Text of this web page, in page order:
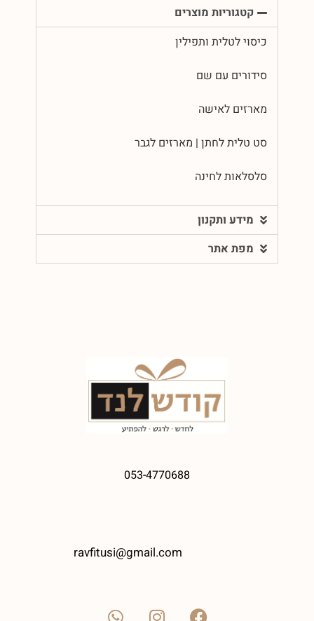
קטגוריות מוצרים
כיסוי לטלית ותפילין
סידורים עם שם
מארזים לאישה
סט טלית לחתן | מארזים לגבר
סלסלאות לחינה
מידע ותקנון
מפת אתר
053-4770688